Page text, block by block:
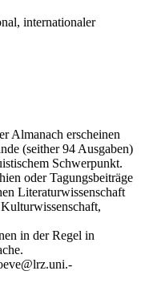
internationaler
Almanach erscheinen
(seither 94 Ausgaben)
Schwerpunkt.
oder Tagungsbeiträge
Literaturwissenschaft
in der Regel in